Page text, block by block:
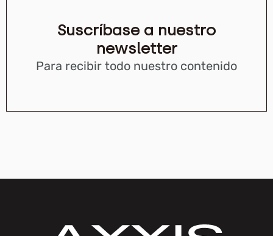
Suscríbase a nuestro
newsletter
Para recibir todo nuestro contenido